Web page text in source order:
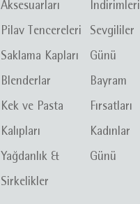
Aksesuarları
Pilav Tencereleri
Saklama Kapları
Blenderlar
Kek ve Pasta
Kalıpları
Yağdanlık &
Sirkelikler
İndirimleri
Sevgililer
Günü
Bayram
Fırsatları
Kadınlar
Günü